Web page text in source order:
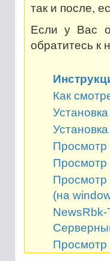
так и после,
Если у Вас
обратитесь к
Как
Просмотр
Просмотр
Просмотр
(на
Просмотр